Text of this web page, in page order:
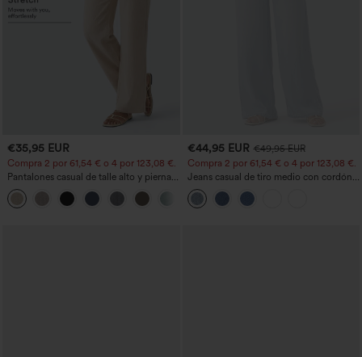
€35,95 EUR
Compra 2 por 61,54 € o 4 por 123,08 €.
Pantalones casual de talle alto y pierna
recta con tacto de lino y bolsillos
+5
€44,95 EUR €49,95 EUR
Compra 2 por 61,54 € o 4 por 123,08 €.
Jeans casual de tiro medio con cordón y
bolsillos